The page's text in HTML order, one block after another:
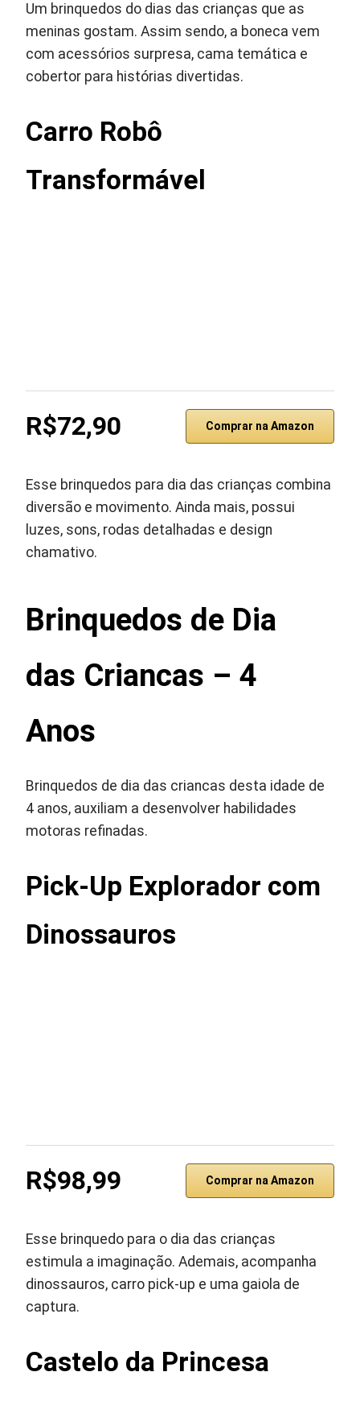
Um brinquedos do dias das crianças que as
meninas gostam. Assim sendo, a boneca vem
com acessórios surpresa, cama temática e
cobertor para histórias divertidas.
Carro Robô
Transformável
R$72,90 Comprar na Amazon
Esse brinquedos para dia das crianças combina
diversão e movimento. Ainda mais, possui
luzes, sons, rodas detalhadas e design
chamativo.
Brinquedos de Dia
das Criancas – 4
Anos
Brinquedos de dia das criancas desta idade de
4 anos, auxiliam a desenvolver habilidades
motoras refinadas.
Pick-Up Explorador com
Dinossauros
R$98,99 Comprar na Amazon
Esse brinquedo para o dia das crianças
estimula a imaginação. Ademais, acompanha
dinossauros, carro pick-up e uma gaiola de
captura.
Castelo da Princesa